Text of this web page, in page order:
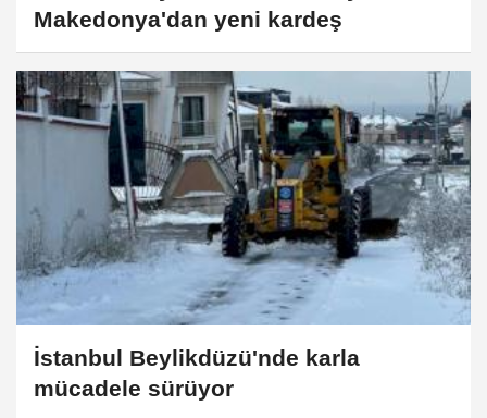
Makedonya'dan yeni kardeş
İstanbul Beylikdüzü'nde karla
mücadele sürüyor